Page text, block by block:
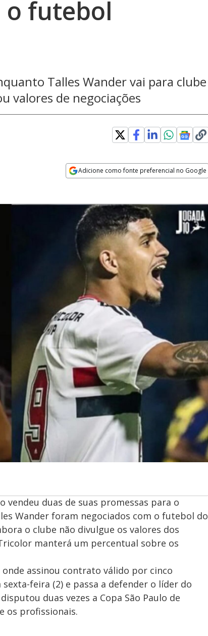
o futebol
Talles Wander vai para clube
valores de negociações
Adicione como fonte preferencial no Google
vendeu duas de suas promessas para o
Wander foram negociados com o futebol do
o clube não divulgue os valores dos
manterá um percentual sobre os
assinou contrato válido por cinco
feira (2) e passa a defender o líder do
duas vezes a Copa São Paulo de
os profissionais.